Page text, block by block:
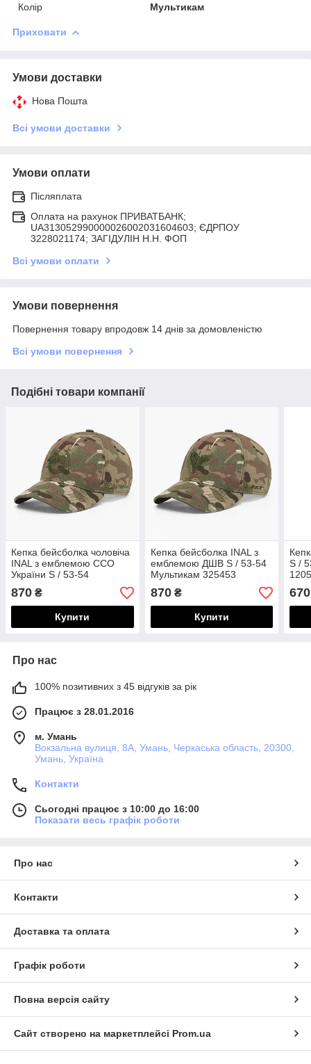
Колір
Мультикам
Приховати
Умови доставки
Нова Пошта
Всі умови доставки
Умови оплати
Післяплата
Оплата на рахунок ПРИВАТБАНК;
UA313052990000026002031604603; ЄДРПОУ
3228021174; ЗАГIДУЛIН Н.Н. ФОП
Всі умови оплати
Умови повернення
Повернення товару впродовж 14 днів за домовленістю
Всі умови повернення
Подібні товари компанії
Кепка бейсболка чоловіча
INAL з емблемою ССО
України S / 53-54
Мультикам 118853
870 ₴
Купити
Кепка бейсболка INAL з
емблемою ДШВ S / 53-54
Мультикам 325453
870₴
Купити
S /
670
Про нас
100% позитивних з 45 відгуків за рік
Працює з 28.01.2016
м. Умань
Вокзальна вулиця, 8А, Умань, Черкаська область, 20300,
Умань, Україна
Контакти
Сьогодні працює з 10:00 до 16:00
Показати весь графік роботи
Про нас
Контакти
Доставка та оплата
Графік роботи
Повна версія сайту
Сайт створено на маркетплейсі Prom.ua